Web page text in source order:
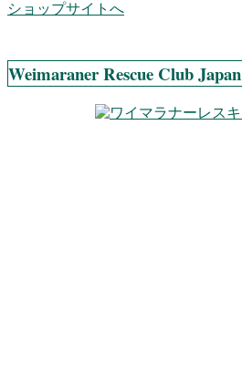
ショップサイトへ
Weimaraner Rescue Club Japan